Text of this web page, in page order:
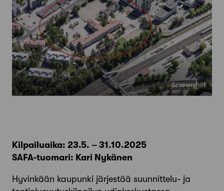
Screenshot
Kilpailuaika: 23.5. – 31.10.2025
SAFA-tuomari: Kari Nykänen
Hyvinkään kaupunki järjestää suunnittelu- ja